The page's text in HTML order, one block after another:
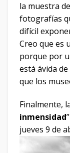
la muestra
fotografías
difícil
Creo que es
porque por
está ávida
que los
Finalmente,
inmensidad
jueves 9 de